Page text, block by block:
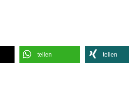
teilen teilen